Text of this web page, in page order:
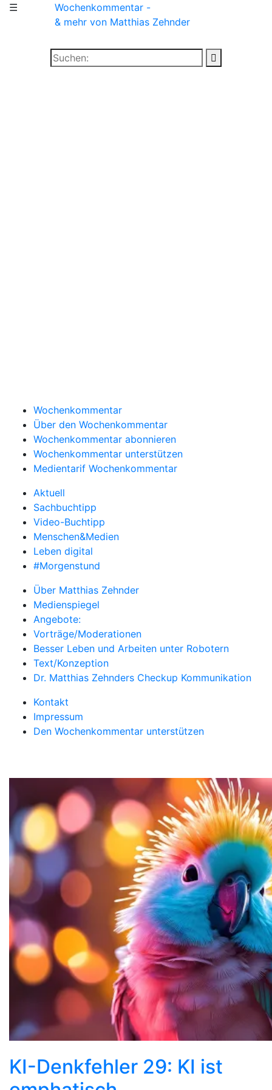
☰
Wochenkommentar -
& mehr von Matthias Zehnder
Wochenkommentar
Über den Wochenkommentar
Wochenkommentar abonnieren
Wochenkommentar unterstützen
Medientarif Wochenkommentar
Aktuell
Sachbuchtipp
Video-Buchtipp
Menschen&Medien
Leben digital
#Morgenstund
Über Matthias Zehnder
Medienspiegel
Angebote:
Vorträge/Moderationen
Besser Leben und Arbeiten unter Robotern
Text/Konzeption
Dr. Matthias Zehnders Checkup Kommunikation
Kontakt
Impressum
Den Wochenkommentar unterstützen
KI-Denkfehler 29: KI ist